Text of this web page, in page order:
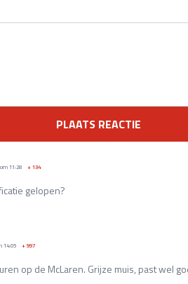
PLAATS REACTIE
11:28 +134
gelopen?
14:05 +997
op de McLaren. Grijze muis, past wel